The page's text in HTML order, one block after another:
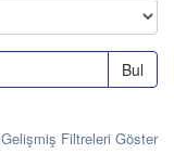
Bul
Gelişmiş Filtreleri Göster